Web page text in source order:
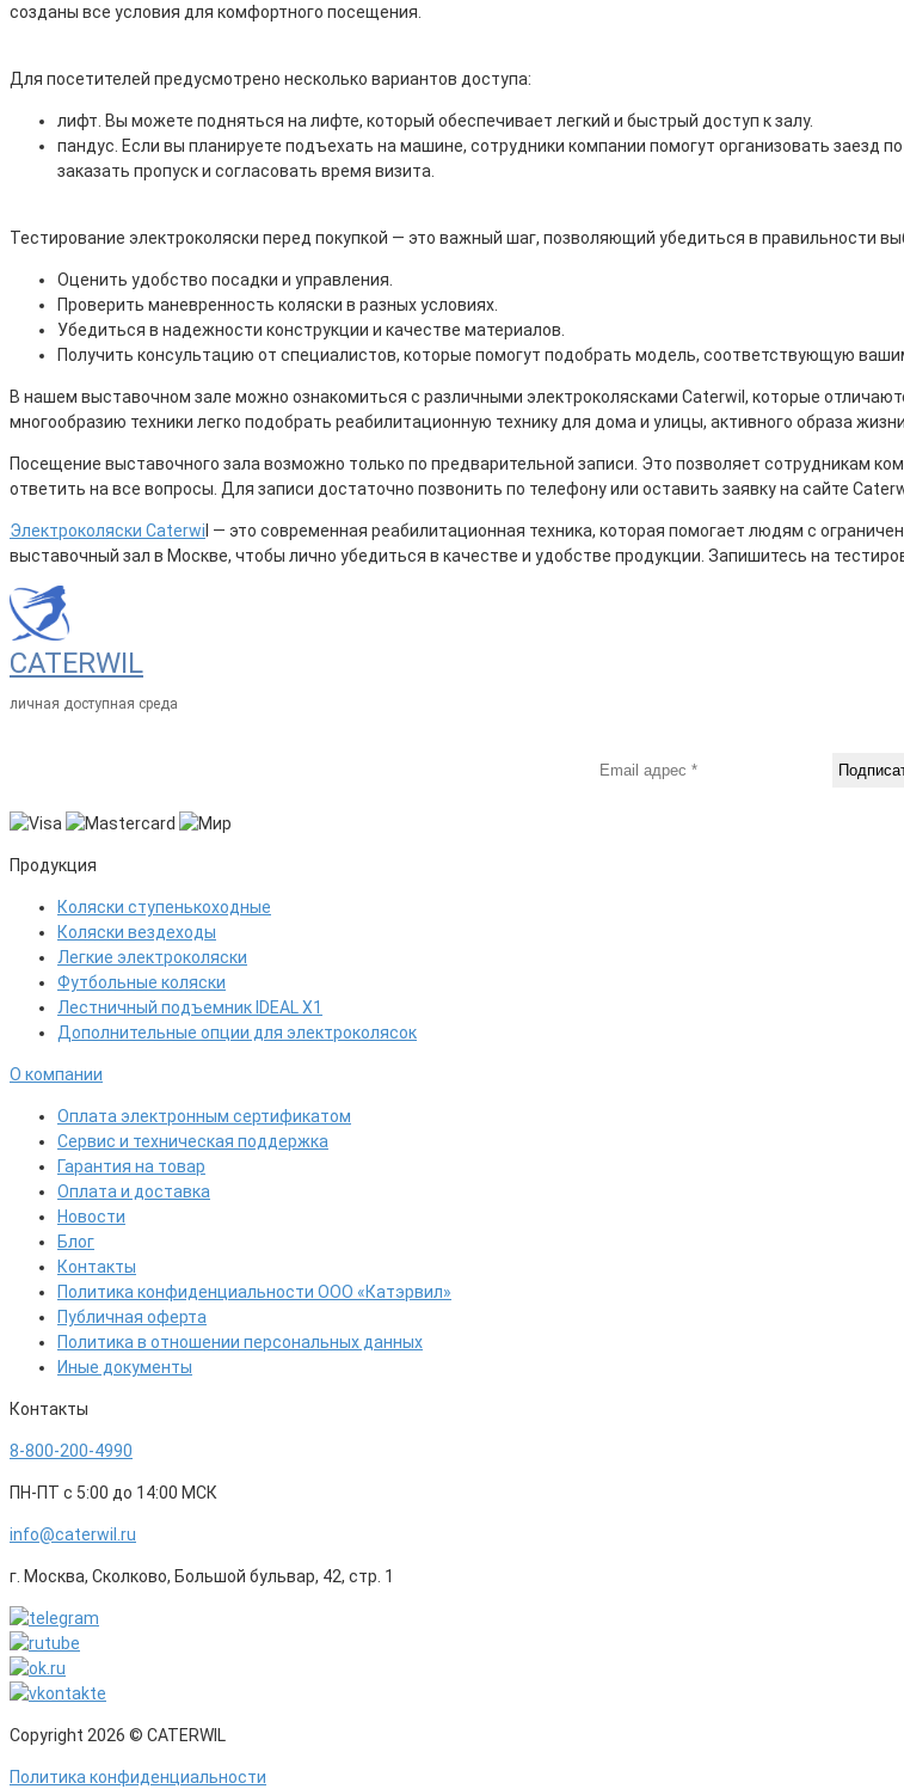
созданы все условия для комфортного посещения.
Для посетителей предусмотрено несколько вариантов доступа:
лифт. Вы можете подняться на лифте, который обеспечивает легкий и быстрый доступ к залу.
пандус. Если вы планируете подъехать на машине, сотрудники компании помогут организовать заезд
заказать пропуск и согласовать время визита.
Тестирование электроколяски перед покупкой — это важный шаг, позволяющий убедиться в правильности
Оценить удобство посадки и управления.
Проверить маневренность коляски в разных условиях.
Убедиться в надежности конструкции и качестве материалов.
Получить консультацию от специалистов, которые помогут подобрать модель, соответствующую
В нашем выставочном зале можно ознакомиться с различными электроколясками Caterwil, которые
многообразию техники легко подобрать реабилитационную технику для дома и улицы, активного образа
Посещение выставочного зала возможно только по предварительной записи. Это позволяет сотрудникам
ответить на все вопросы. Для записи достаточно позвонить по телефону или оставить заявку на сайте
Электроколяски Caterwil — это современная реабилитационная техника, которая помогает людям с
выставочный зал в Москве, чтобы лично убедиться в качестве и удобстве продукции. Запишитесь на
CATERWIL
личная доступная среда
Продукция
Коляски ступенькоходные
Коляски вездеходы
Легкие электроколяски
Футбольные коляски
Лестничный подъемник IDEAL X1
Дополнительные опции для электроколясок
О компании
Оплата электронным сертификатом
Сервис и техническая поддержка
Гарантия на товар
Оплата и доставка
Новости
Блог
Контакты
Политика конфиденциальности ООО «Катэрвил»
Публичная оферта
Политика в отношении персональных данных
Иные документы
Контакты
8-800-200-4990
ПН-ПТ с 5:00 до 14:00 МСК
info@caterwil.ru
г. Москва, Сколково, Большой бульвар, 42, стр. 1
Copyright 2026 © CATERWIL
Политика конфиденциальности